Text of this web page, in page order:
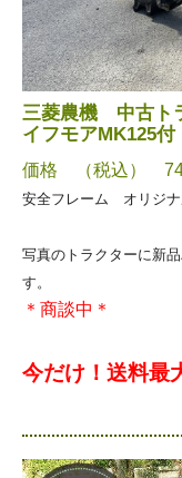
三菱農機 中古ト
イフモアMK125付
価格 （税込）
安全フレーム オリジナ
写真のトラクターに新
す。
＊商談中＊
今だけ！送料最